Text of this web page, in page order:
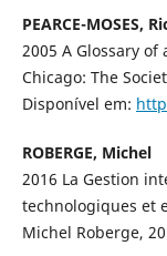
PEARCE-MOSES,
2005 A Glossary
Chicago: The
Disponível em:
ROBERGE, Michel
2016 La Gestion
technologiques et
Michel Roberge,